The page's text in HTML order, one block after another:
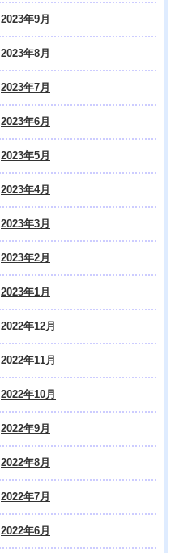
2023年9月
2023年8月
2023年7月
2023年6月
2023年5月
2023年4月
2023年3月
2023年2月
2023年1月
2022年12月
2022年11月
2022年10月
2022年9月
2022年8月
2022年7月
2022年6月